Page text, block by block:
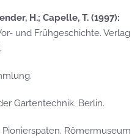
H.; Capelle, T. (1997):
und Frühgeschichte. Verlag
Gartentechnik. Berlin.
Pionierspaten. Römermuseum